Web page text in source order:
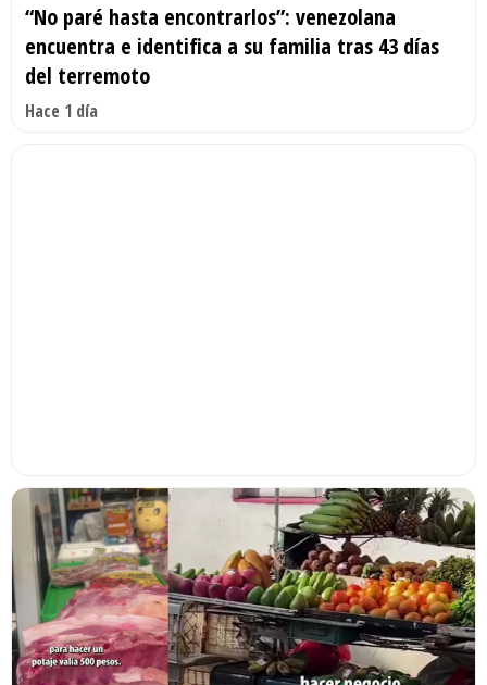
“No paré hasta encontrarlos”: venezolana
encuentra e identifica a su familia tras 43 días
del terremoto
Hace 1 día